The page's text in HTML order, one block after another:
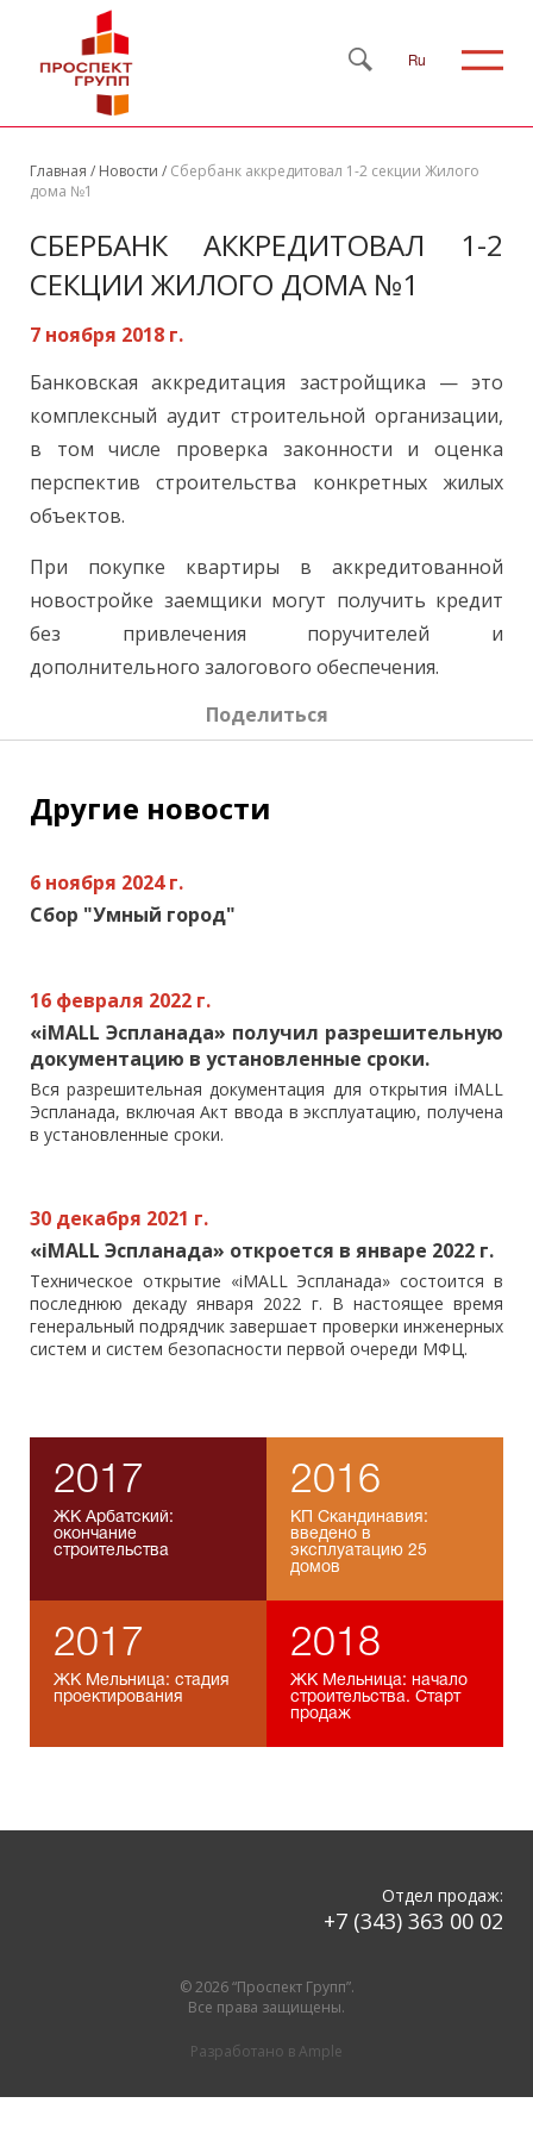
Ru
Главная / Новости / Сбербанк аккредитовал 1-2 секции Жилого
дома №1
СБЕРБАНК АККРЕДИТОВАЛ 1-2
СЕКЦИИ ЖИЛОГО ДОМА №1
7 ноября 2018 г.
Банковская аккредитация застройщика — это
комплексный аудит строительной организации,
в том числе проверка законности и оценка
перспектив строительства конкретных жилых
объектов.
При покупке квартиры в аккредитованной
новостройке заемщики могут получить кредит
без привлечения поручителей и
дополнительного залогового обеспечения.
Поделиться
Другие новости
6 ноября 2024 г.
Сбор "Умный город"
16 февраля 2022 г.
«iMALL Эспланада» получил разрешительную
документацию в установленные сроки.
Вся разрешительная документация для открытия iMALL
Эспланада, включая Акт ввода в эксплуатацию, получена
в установленные сроки.
30 декабря 2021 г.
«iMALL Эспланада» откроется в январе 2022 г.
Техническое открытие «iMALL Эспланада» состоится в
последнюю декаду января 2022 г. В настоящее время
генеральный подрядчик завершает проверки инженерных
систем и систем безопасности первой очереди МФЦ.
2017
ЖК Арбатский:
окончание
строительства
2016
КП Скандинавия:
введено в
эксплуатацию 25
домов
2017
ЖК Мельница: стадия
проектирования
2018
ЖК Мельница: начало
строительства. Старт
продаж
Отдел продаж:
+7 (343) 363 00 02
© 2026 “Проспект Групп”.
Все права защищены.
Разработано вAmple